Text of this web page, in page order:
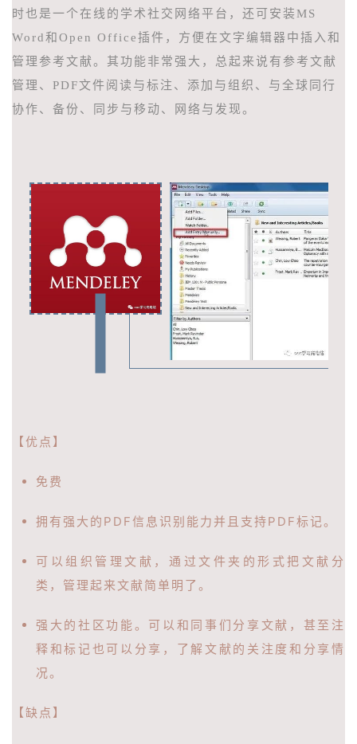
时也是一个在线的学术社交网络平台，还可安装MS
Word和Open Office插件，方便在文字编辑器中插入和
管理参考文献。其功能非常强大，总起来说有参考文献
管理、PDF文件阅读与标注、添加与组织、与全球同行
协作、备份、同步与移动、网络与发现。
【优点】
免费
拥有强大的PDF信息识别能力并且支持PDF标记。
可以组织管理文献，通过文件夹的形式把文献分
类，管理起来文献简单明了。
强大的社区功能。可以和同事们分享文献，甚至注
释和标记也 可以分享，了解文献的关注度和分享情
况。
【缺点】